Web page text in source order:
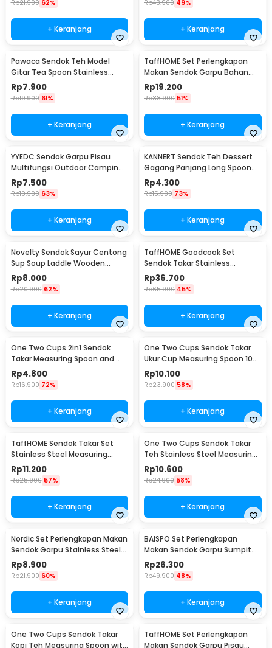
Rp21.900 62%
+ Keranjang
Rp43.900 49%
+ Keranjang
Pawaca Sendok Teh Model
Gitar Tea Spoon Stainless
Steel 304 12cm - RR-09
Rp7.900
Rp19.900 61%
+ Keranjang
TaffHOME Set Perlengkapan
Makan Sendok Garpu Bahan
Bambu Cutlery Set - EA02510
Rp19.200
Rp38.900 51%
+ Keranjang
YYEDC Sendok Garpu Pisau
Multifungsi Outdoor Camping
Spork EDC Tools - LX708
Rp7.500
Rp19.900 63%
+ Keranjang
KANNERT Sendok Teh Dessert
Gagang Panjang Long Spoon
Stainless Steel - RR-11
Rp4.300
Rp15.900 73%
+ Keranjang
Novelty Sendok Sayur Centong
Sup Soup Laddle Wooden
Spoon - RR-20
Rp8.000
Rp20.900 62%
+ Keranjang
TaffHOME Goodcook Set
Sendok Takar Stainless
Measuring Spoon 8 PCS - 167
Rp36.700
Rp65.900 45%
+ Keranjang
One Two Cups 2in1 Sendok
Takar Measuring Spoon and
Coffee Tamper - G1120
Rp4.800
Rp16.900 72%
+ Keranjang
One Two Cups Sendok Takar
Ukur Cup Measuring Spoon 10
PCS - 16799
Rp10.100
Rp23.900 58%
+ Keranjang
TaffHOME Sendok Takar Set
Stainless Steel Measuring
Spoon 5 PCS - S300
Rp11.200
Rp25.900 57%
+ Keranjang
One Two Cups Sendok Takar
Teh Stainless Steel Measuring
Spoon 5 PCS - S301
Rp10.600
Rp24.900 58%
+ Keranjang
Nordic Set Perlengkapan Makan
Sendok Garpu Stainless Steel
Cutlery Set - XS-B014
Rp8.900
Rp21.900 60%
+ Keranjang
BAISPO Set Perlengkapan
Makan Sendok Garpu Sumpit
Bambu Cutlery Set Winding -
EA025
Rp26.300
Rp49.900 48%
+ Keranjang
One Two Cups Sendok Takar
Kopi Teh Measuring Spoon with
TaffHOME Set Perlengkapan
Makan Sendok Garpu Pisau